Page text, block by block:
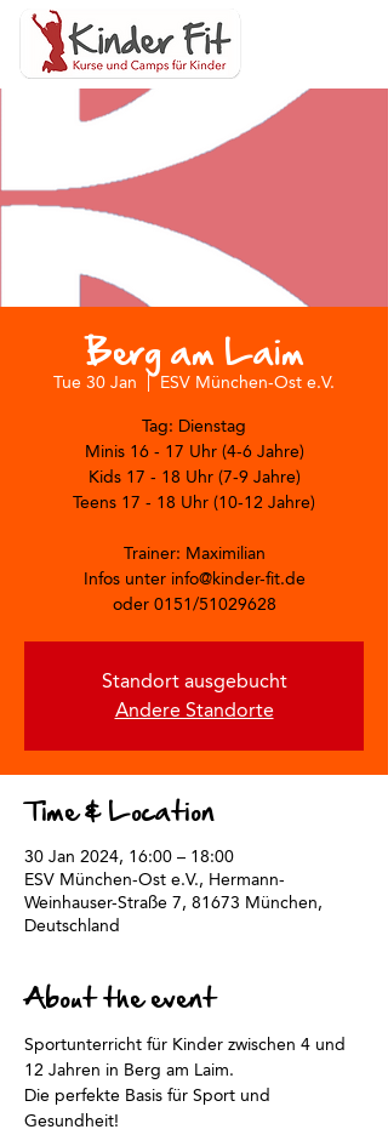
Berg am Laim
Tue 30 Jan
  |
ESV München-Ost e.V.
Tag: Dienstag
Minis 16 - 17 Uhr (4-6 Jahre)
Kids 17 - 18 Uhr (7-9 Jahre)
Teens 17 - 18 Uhr (10-12 Jahre)
Trainer: Maximilian
Infos unter info@kinder-fit.de
oder 0151/51029628
Standort ausgebucht
Andere Standorte
Time & Location
30 Jan 2024, 16:00 – 18:00
ESV München-Ost e.V., Hermann-
Weinhauser-Straße 7, 81673 München,
Deutschland
About the event
Sportunterricht für Kinder zwischen 4 und
12 Jahren in Berg am Laim.
Die perfekte Basis für Sport und
Gesundheit!